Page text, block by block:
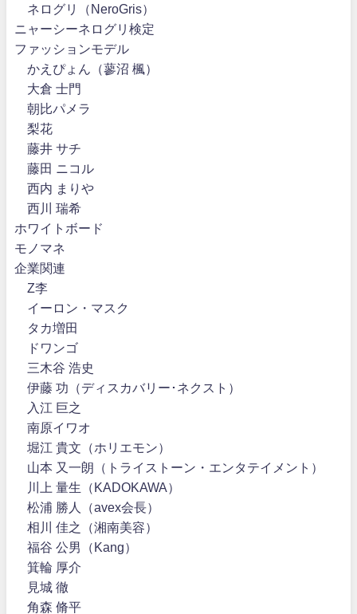
ネログリ（NeroGris）
ニャーシーネログリ検定
ファッションモデル
かえぴょん（蓼沼 楓）
大倉 士門
朝比パメラ
梨花
藤井 サチ
藤田 ニコル
西内 まりや
西川 瑞希
ホワイトボード
モノマネ
企業関連
Z李
イーロン・マスク
タカ増田
ドワンゴ
三木谷 浩史
伊藤 功（ディスカバリー･ネクスト）
入江 巨之
南原イワオ
堀江 貴文（ホリエモン）
山本 又一朗（トライストーン・エンタテイメント）
川上 量生（KADOKAWA）
松浦 勝人（avex会長）
相川 佳之（湘南美容）
福谷 公男（Kang）
箕輪 厚介
見城 徹
角森 脩平